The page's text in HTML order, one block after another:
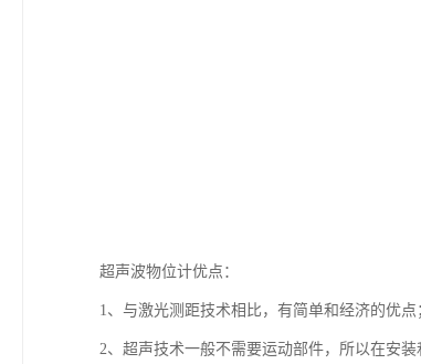
超声波物位计优点：
1、与激光测距技术相比，有简单和经济的优点
2、超声技术一般不需要运动部件，所以在安装